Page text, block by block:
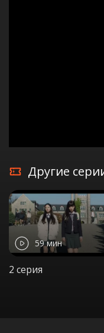
Другие
59 мин
2 серия